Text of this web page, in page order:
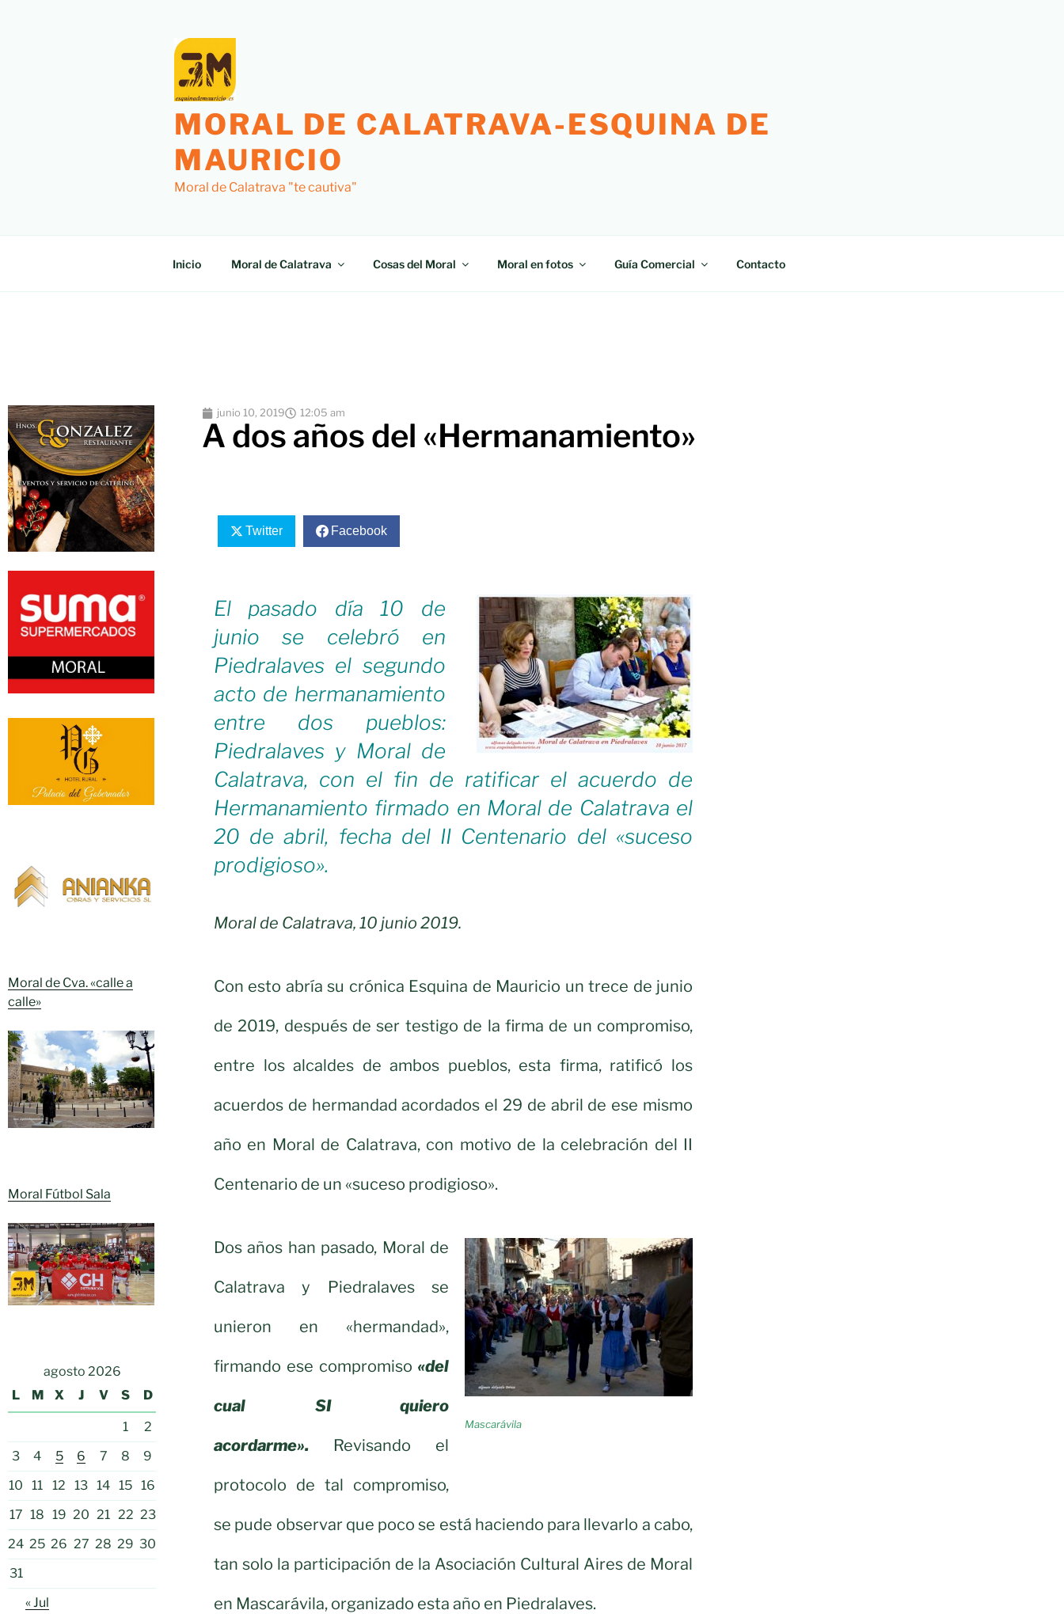
MORAL DE CALATRAVA-ESQUINA DE
MAURICIO
Moral de Calatrava "te cautiva"
Inicio Moral de Calatrava Cosas del Moral Moral en fotos Guía Comercial Contacto
Moral de Cva. «calle a
calle»
Moral Fútbol Sala
agosto 2026
L
M X J V S D
1
2
3
4 5 6 7 8
9
10
11 12 13 14 15 16
17 18 19 20 21 22 23
24 25 26 27 28 29 30
31
« Jul
junio 10, 2019 12:05 am
A dos años del «Hermanamiento»
Twitter Facebook
El pasado día 10 de
junio se celebró en
Piedralaves el segundo
acto de hermanamiento
entre dos pueblos:
Piedralaves y Moral de
Calatrava, con el fin de ratificar el acuerdo de
Hermanamiento firmado en Moral de Calatrava el
20 de abril, fecha del II Centenario del «suceso
prodigioso».
Moral de Calatrava, 10 junio 2019.
Con esto abría su crónica Esquina de Mauricio un trece de junio
de 2019, después de ser testigo de la firma de un compromiso,
entre los alcaldes de ambos pueblos, esta firma, ratificó los
acuerdos de hermandad acordados el 29 de abril de ese mismo
año en Moral de Calatrava, con motivo de la celebración del II
Centenario de un «suceso prodigioso».
Mascarávila
Dos años han pasado, Moral de
Calatrava y Piedralaves se
unieron en «hermandad»,
firmando ese compromiso «del
cual SI quiero
acordarme». Revisando el
protocolo de tal compromiso,
se pude observar que poco se está haciendo para llevarlo a cabo,
tan solo la participación de la Asociación Cultural Aires de Moral
en Mascarávila, organizado esta año en Piedralaves.